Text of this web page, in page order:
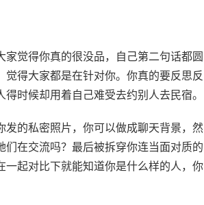
觉得你真的很没品，自己第二句话都圆
得大家都是在针对你。你真的要反思反
时候却用着自己难受去约别人去民宿。
的私密照片，你可以做成聊天背景，然
在交流吗？最后被拆穿你连当面对质的
起对比下就能知道你是什么样的人，你